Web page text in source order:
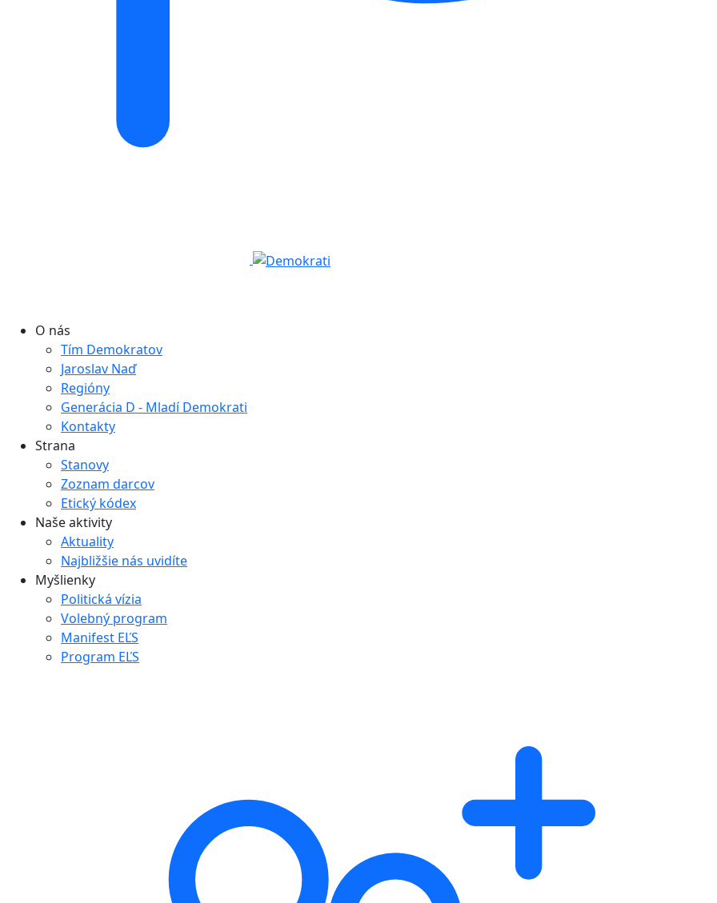
O nás
Tím Demokratov
Jaroslav Naď
Regióny
Generácia D - Mladí Demokrati
Kontakty
Strana
Stanovy
Zoznam darcov
Etický kódex
Naše aktivity
Aktuality
Najbližšie nás uvidíte
Myšlienky
Politická vízia
Volebný program
Manifest EĽS
Program EĽS